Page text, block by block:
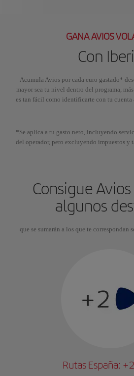
GANA AVIOS
Con
Acumula Avios por cada euro gastado*
mayor sea tu nivel dentro del programa,
es tan fácil como identificarte con tu cuenta
*Se aplica a tu gasto neto, incluyendo
del operador, pero excluyendo impuestos y
Consigue
algunos
que se sumarán a los que te
Rutas España: